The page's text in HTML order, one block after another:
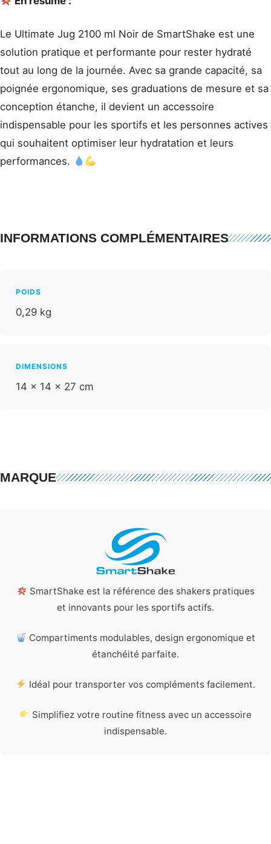
Le Ultimate Jug 2100 ml Noir de SmartShake est une
solution pratique et performante pour rester hydraté
tout au long de la journée. Avec sa grande capacité, sa
poignée ergonomique, ses graduations de mesure et sa
conception étanche, il devient un accessoire
indispensable pour les sportifs et les personnes actives
qui souhaitent optimiser leur hydratation et leurs
performances.
INFORMATIONS COMPLÉMENTAIRES
POIDS
0,29 kg
DIMENSIONS
14 × 14 × 27 cm
MARQUE
SmartShake est la référence des shakers pratiques
et innovants pour les sportifs actifs.
Compartiments modulables, design ergonomique et
étanchéité parfaite.
Idéal pour transporter vos compléments facilement.
Simplifiez votre routine fitness avec un accessoire
indispensable.